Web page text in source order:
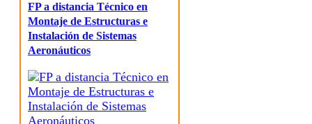
FP a distancia Técnico en
Montaje de Estructuras e
Instalación de Sistemas
Aeronáuticos